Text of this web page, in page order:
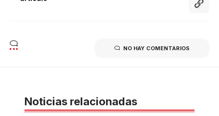
NO HAY COMENTARIOS
Noticias relacionadas